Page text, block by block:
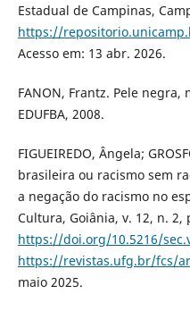
Estadual de Campinas,
https://
Acesso em: 13 abr. 2026.
FANON, Frantz. Pele negra,
EDUFBA, 2008.
FIGUEIREDO, Ângela;
brasileira ou racismo sem
a negação do racismo no
Cultura, Goiânia, v. 12, n. 2,
https://doi.org/10.5216/
https://revistas.ufg.br/fcs/
maio 2025.